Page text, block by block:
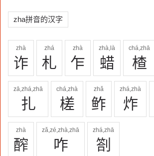
zha拼音的汉字
zhà
诈
zhá
札
zhà
乍
zhà,là
蜡
chá,zhā
楂
zā,zhá,zhā
扎
chá,zhà
槎
zhǎ
鲊
zhá,zhà
炸
zhà
醡
zǎ,zé,zhà,zhā
咋
zhá,zhā
劄